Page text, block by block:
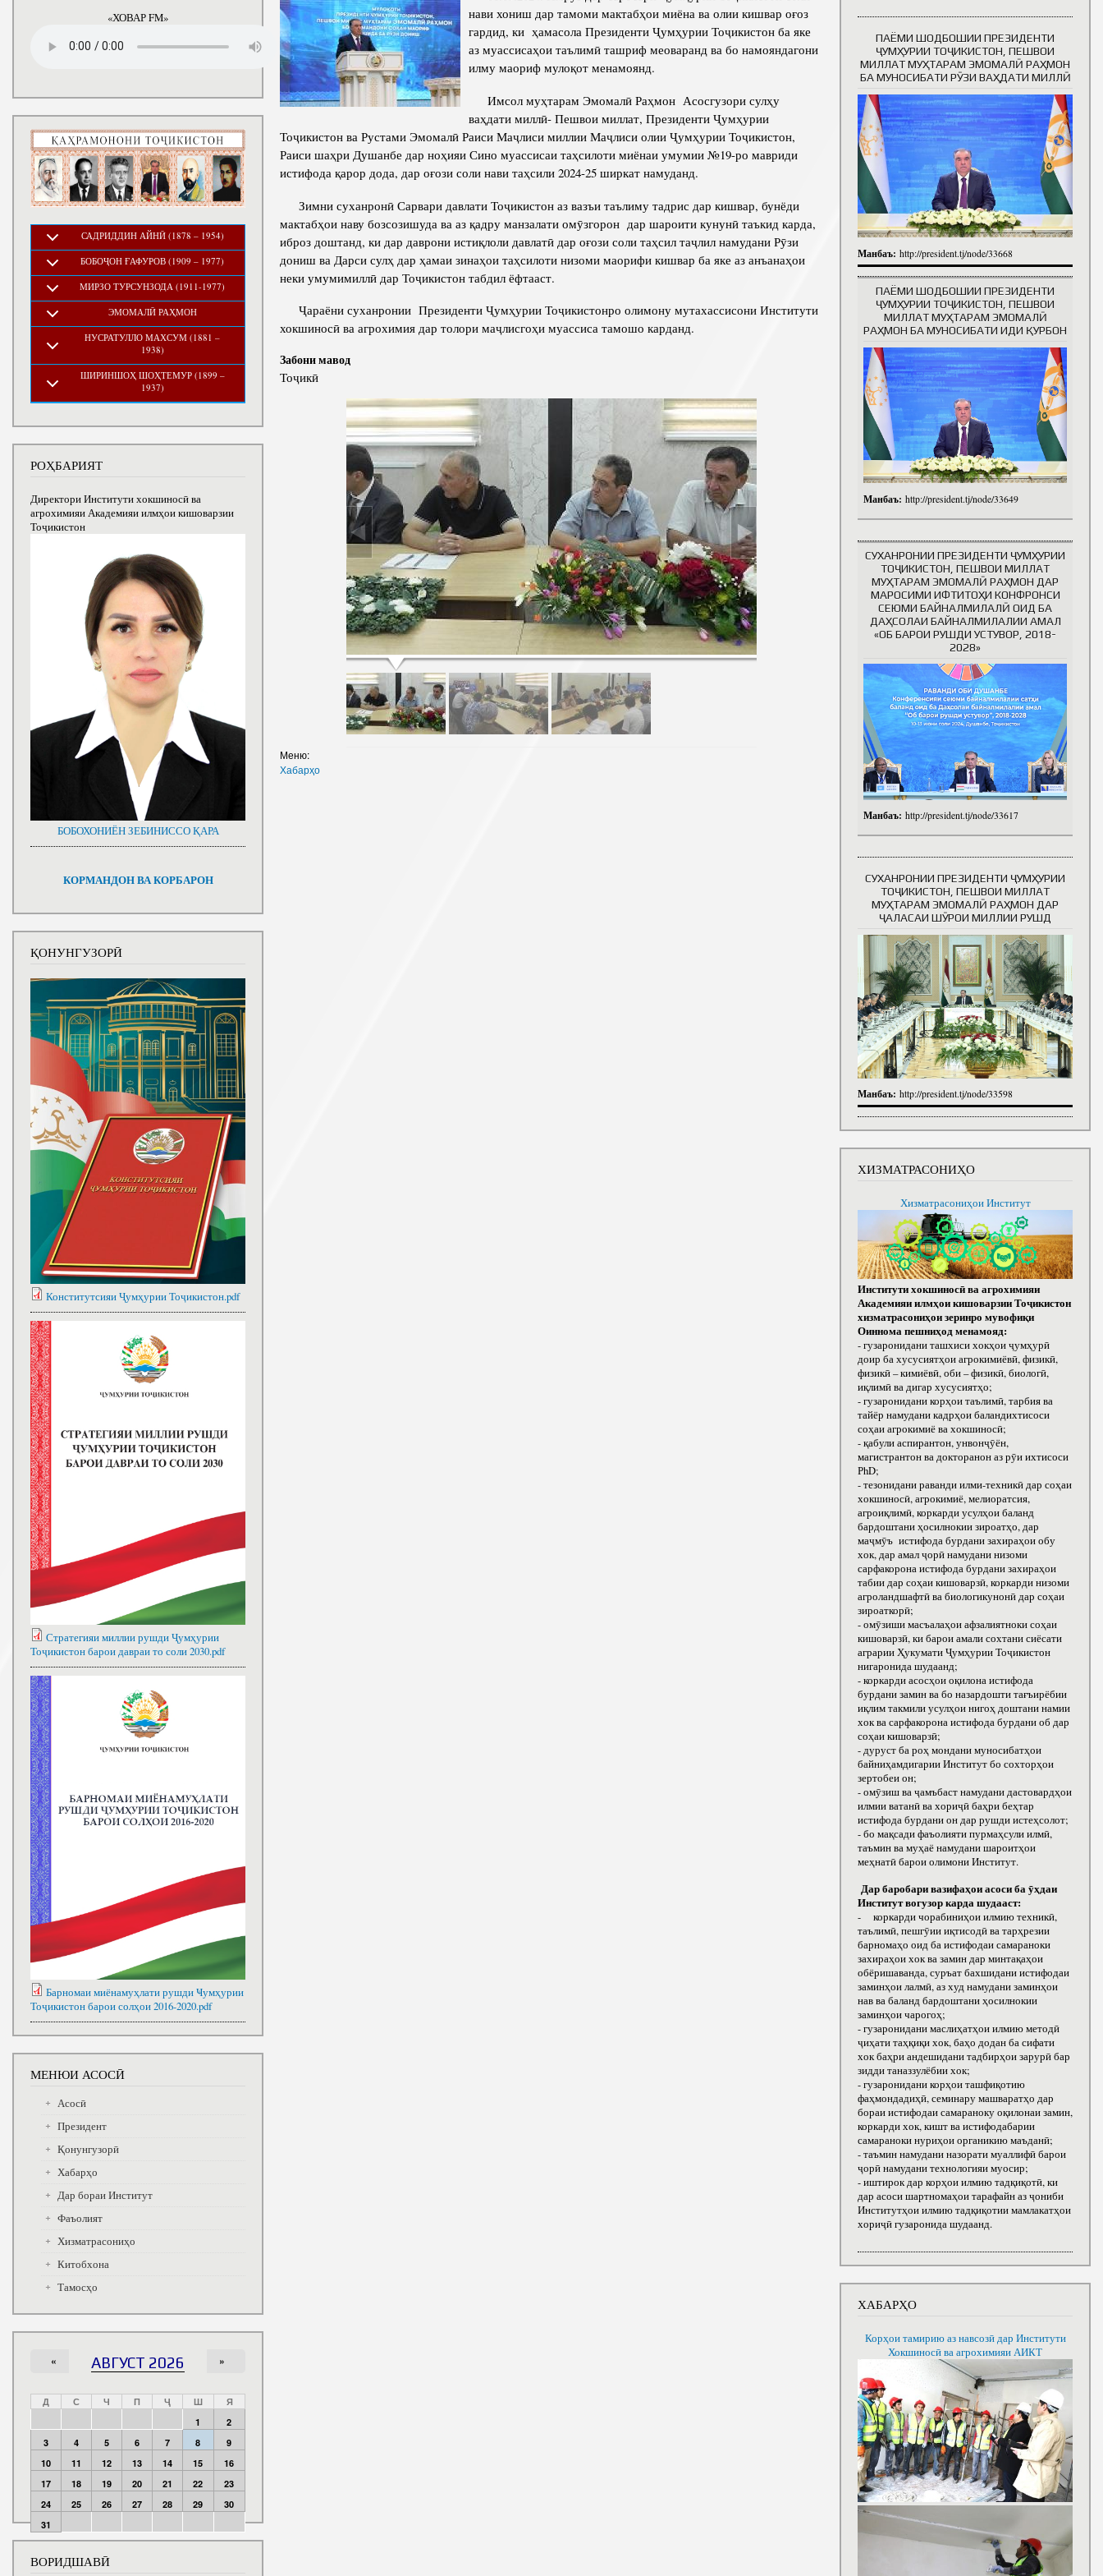
Сохтори Институт
Роҳбарон ва кормандон Таърихи роҳбарон
нави хониш дар тамоми мактабҳои миёна ва олии кишвар оғоз
гардид, ки ҳамасола Президенти Ҷумҳурии Тоҷикистон ба яке
аз муассисаҳои таълимӣ ташриф меоваранд ва бо намояндагони
илму маориф мулоқот менамоянд.
Имсол муҳтарам Эмомалӣ Раҳмон Асосгузори сулҳу
ваҳдати миллӣ- Пешвои миллат, Президенти Ҷумҳурии
Тоҷикистон ва Рустами Эмомалӣ Раиси Маҷлиси миллии Маҷлиси олии Ҷумҳурии Тоҷикистон,
Раиси шаҳри Душанбе дар ноҳияи Сино муассисаи таҳсилоти миёнаи умумии №19-ро мавриди
истифода қарор дода, дар оғози соли нави таҳсили 2024-25 ширкат намуданд.
Зимни суханронӣ Сарвари давлати Тоҷикистон аз вазъи таълиму тадрис дар кишвар, бунёди
мактабҳои наву бозсозишуда ва аз қадру манзалати омӯзгорон дар шароити кунунӣ таъкид карда,
иброз доштанд, ки дар даврони истиқлоли давлатӣ дар оғози соли таҳсил таҷлил намудани Рӯзи
дониш ва Дарси сулҳ дар ҳамаи зинаҳои таҳсилоти низоми маорифи кишвар ба яке аз анъанаҳои
неки умумимиллӣ дар Тоҷикистон табдил ёфтааст.
Ҷараёни суханронии Президенти Ҷумҳурии Тоҷикистонро олимону мутахассисони Институти
хокшиносӣ ва агрохимия дар толори маҷлисгоҳи муассиса тамошо карданд.
Забони мавод
Тоҷикӣ
Меню:
Хабарҳо
«ХОВАР FM»
САДРИДДИН АЙНӢ (1878 – 1954)
БОБОҶОН ҒАФУРОВ (1909 – 1977)
МИРЗО ТУРСУНЗОДА (1911-1977)
ЭМОМАЛӢ РАҲМОН
НУСРАТУЛЛО МАХСУМ (1881 –
1938)
ШИРИНШОҲ ШОҲТЕМУР (1899 –
1937)
РОҲБАРИЯТ
Директори Институти хокшиносӣ ва
агрохимияи Академияи илмҳои кишоварзии
Тоҷикистон
БОБОХОНИЁН ЗЕБИНИССО ҚАРА
КОРМАНДОН ВА КОРБАРОН
ҚОНУНГУЗОРӢ
Конститутсияи Ҷумҳурии Тоҷикистон.pdf
Стратегияи миллии рушди Ҷумҳурии
Тоҷикистон барои давраи то соли 2030.pdf
Барномаи миёнамуҳлати рушди Ҹумҳурии
Тоҷикистон барои солҳои 2016-2020.pdf
МЕНЮИ АСОСӢ
Асосӣ
Президент
Қонунгузорӣ
Хабарҳо
Дар бораи Институт
Фаъолият
Хизматрасониҳо
Китобхона
Тамосҳо
АВГУСТ 2026
« »
Д С Ч П Ҷ Ш
Я
1
2
3
4 5 6 7 8
9
10
11 12 13 14 15
16
17
18 19 20 21 22
23
24
25 26 27 28 29
30
31
ВОРИДШАВӢ
ПАЁМИ ШОДБОШИИ ПРЕЗИДЕНТИ
ҶУМҲУРИИ ТОҶИКИСТОН, ПЕШВОИ
МИЛЛАТ МУҲТАРАМ ЭМОМАЛӢ РАҲМОН
БА МУНОСИБАТИ РӮЗИ ВАҲДАТИ МИЛЛӢ
Манбаъ: http://president.tj/node/33668
ПАЁМИ ШОДБОШИИ ПРЕЗИДЕНТИ
ҶУМҲУРИИ ТОҶИКИСТОН, ПЕШВОИ
МИЛЛАТ МУҲТАРАМ ЭМОМАЛӢ
РАҲМОН БА МУНОСИБАТИ ИДИ ҚУРБОН
Манбаъ: http://president.tj/node/33649
СУХАНРОНИИ ПРЕЗИДЕНТИ ҶУМҲУРИИ
ТОҶИКИСТОН, ПЕШВОИ МИЛЛАТ
МУҲТАРАМ ЭМОМАЛӢ РАҲМОН ДАР
МАРОСИМИ ИФТИТОҲИ КОНФРОНСИ
СЕЮМИ БАЙНАЛМИЛАЛӢ ОИД БА
ДАҲСОЛАИ БАЙНАЛМИЛАЛИИ АМАЛ
«ОБ БАРОИ РУШДИ УСТУВОР, 2018-
2028»
Манбаъ: http://president.tj/node/33617
СУХАНРОНИИ ПРЕЗИДЕНТИ ҶУМҲУРИИ
ТОҶИКИСТОН, ПЕШВОИ МИЛЛАТ
МУҲТАРАМ ЭМОМАЛӢ РАҲМОН ДАР
ҶАЛАСАИ ШӮРОИ МИЛЛИИ РУШД
Манбаъ: http://president.tj/node/33598
ХИЗМАТРАСОНИҲО
Хизматрасониҳои Институт
Институти хокшиносӣ ва агрохимияи
Академияи илмҳои кишоварзии Тоҷикистон
хизматрасониҳои зеринро мувофиқи
Оиннома пешниҳод менамояд:
- гузаронидани ташхиси хокҳои ҷумҳурӣ
доир ба хусусиятҳои агрокимиёвӣ, физикӣ,
физикӣ – кимиёвӣ, оби – физикӣ, биологӣ,
иқлимӣ ва дигар хусусиятҳо;
- гузаронидани корҳои таълимӣ, тарбия ва
тайёр намудани кадрҳои баландихтисоси
соҳаи агрокимиё ва хокшиносӣ;
- қабули аспирантон, унвонҷӯён,
магистрантон ва докторанон аз рӯи ихтисоси
РhD;
- тезонидани раванди илми-техникӣ дар соҳаи
хокшиносӣ, агрокимиё, мелиоратсия,
агроиқлимӣ, коркарди усулҳои баланд
бардоштани ҳосилнокии зироатҳо, дар
маҷмӯъ истифода бурдани захираҳои обу
хок, дар амал ҷорӣ намудани низоми
сарфакорона истифода бурдани захираҳои
табии дар соҳаи кишоварзӣ, коркарди низоми
агроландшафтӣ ва биологикунонӣ дар соҳаи
зироаткорӣ;
- омӯзиши масъалаҳои афзалиятноки соҳаи
кишоварзӣ, ки барои амали сохтани сиёсати
аграрии Ҳукумати Ҷумҳурии Тоҷикистон
нигаронида шудаанд;
- коркарди асосҳои оқилона истифода
бурдани замин ва бо назардошти тағъирёбии
иқлим такмили усулҳои нигоҳ доштани намии
хок ва сарфакорона истифода бурдани об дар
соҳаи кишоварзӣ;
- дуруст ба роҳ мондани муносибатҳои
байниҳамдигарии Институт бо сохторҳои
зертобеи он;
- омӯзиш ва ҷамъбаст намудани дастовардҳои
илмии ватанӣ ва хориҷӣ баҳри беҳтар
истифода бурдани он дар рушди истеҳсолот;
- бо мақсади фаъолияти пурмаҳсули илмӣ,
таъмин ва муҳаё намудани шароитҳои
меҳнатӣ барои олимони Институт.
Дар баробари вазифаҳои асоси ба ӯҳдаи
Институт вогузор карда шудааст:
- коркарди чорабиниҳои илмию техникӣ,
таълимӣ, пешгӯии иқтисодӣ ва тарҳрезии
барномаҳо оид ба истифодаи самараноки
захираҳои хок ва замин дар минтақаҳои
обёришаванда, суръат бахшидани истифодаи
заминҳои лалмӣ, аз худ намудани заминҳои
нав ва баланд бардоштани ҳосилнокии
заминҳои чарогоҳ;
- гузаронидани маслиҳатҳои илмию методӣ
ҷиҳати таҳқиқи хок, баҳо додан ба сифати
хок баҳри андешидани тадбирҳои зарурӣ бар
зидди таназзулёбии хок;
- гузаронидани корҳои ташфиқотию
фаҳмондадиҳӣ, семинару машваратҳо дар
бораи истифодаи самараноку оқилонаи замин,
коркарди хок, кишт ва истифодабарии
самараноки нуриҳои органикию маъданӣ;
- таъмин намудани назорати муаллифӣ барои
ҷорӣ намудани технологияи муосир;
- иштирок дар корҳои илмию тадқиқотӣ, ки
дар асоси шартномаҳои тарафайн аз ҷониби
Институтҳои илмию тадқиқотии мамлакатҳои
хориҷӣ гузаронида шудаанд.
ХАБАРҲО
Корҳои тамирию аз навсозӣ дар Институти
Хокшиносӣ ва агрохимияи АИКТ